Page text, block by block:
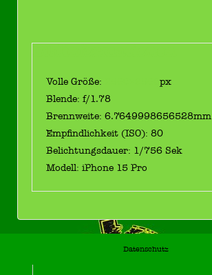
Volle Größe:
px
Blende: f/1.78
Brennweite: 6.7649998656528mm
Empfindlichkeit (ISO): 80
Belichtungsdauer: 1/756 Sek
Modell: iPhone 15 Pro
Datenschutz